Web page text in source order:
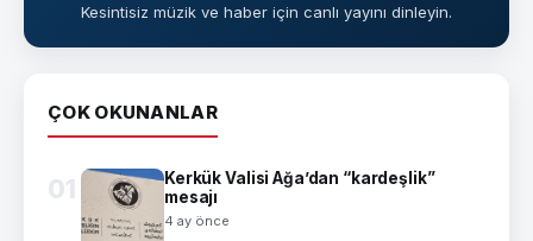
Kesintisiz müzik ve haber için canlı yayını dinleyin.
ÇOK OKUNANLAR
01
Kerkük Valisi Ağa’dan “kardeşlik”
mesajı
4 ay önce